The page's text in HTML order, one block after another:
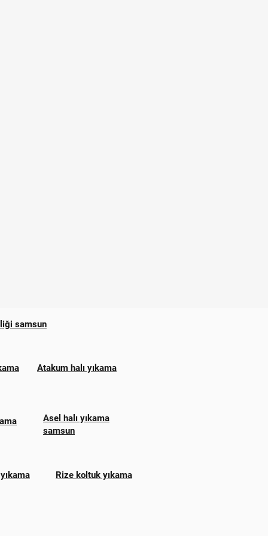
samsun
Atakum halı yıkama
Asel halı yıkama
samsun
Rize koltuk yıkama